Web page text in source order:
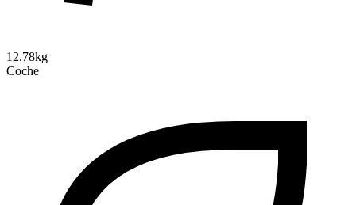
12.78kg
Coche